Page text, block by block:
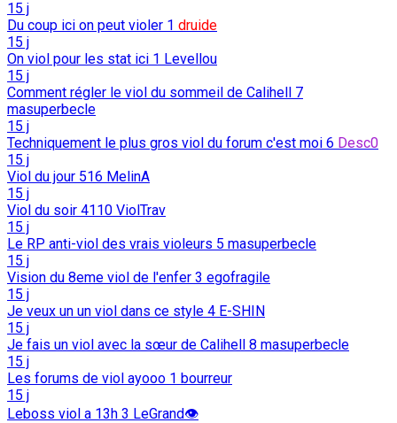
15 j
Du coup ici on peut violer 1 druide
15 j
On viol pour les stat ici 1 Levellou
15 j
Comment régler le viol du sommeil de Calihell 7
masuperbecle
15 j
Techniquement le plus gros viol du forum c'est moi 6 Desc0
15 j
Viol du jour 516 MelinA
15 j
Viol du soir 4110 ViolTrav
15 j
Le RP anti-viol des vrais violeurs 5 masuperbecle
15 j
Vision du 8eme viol de l'enfer 3 egofragile
15 j
Je veux un un viol dans ce style 4 E-SHIN
15 j
Je fais un viol avec la sœur de Calihell 8 masuperbecle
15 j
Les forums de viol ayooo 1 bourreur
15 j
Leboss viol a 13h 3 LeGrand👁️